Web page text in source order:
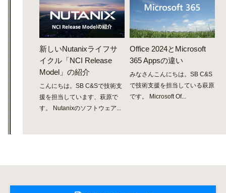
新しいNutanixライフサ
イクル「NCI Release
Model」の紹介
こんにちは。SB C&Sで技術支
援を担当しています、萩原で
す。 Nutanixのソフトウェア...
Office 2024とMicrosoft
365 Appsの違い
みなさんこんにちは。SB C&S
で技術支援を担当している萩原
です。 Microsoft Of...